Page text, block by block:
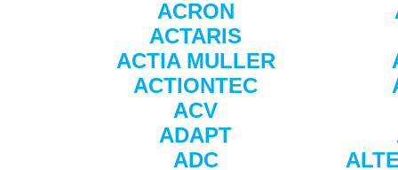
ACRON
ACTARIS
ACTIA MULLER
ACTIONTEC
ACV
ADAPT
ADC